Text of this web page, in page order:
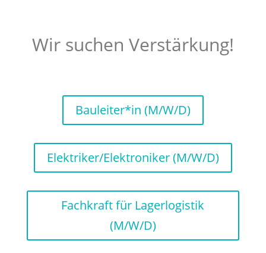
Wir suchen Verstärkung!
Bauleiter*in (M/W/D)
Elektriker/Elektroniker (M/W/D)
Fachkraft für Lagerlogistik
(M/W/D)